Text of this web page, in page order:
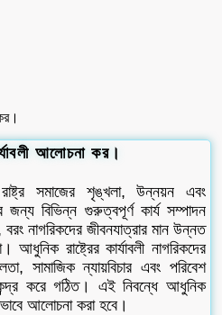
আলোচনা কর।
সমাজের শৃঙ্খলা, উন্নয়ন এবং
জন্য বিভিন্ন গুরুত্বপূর্ণ কার্য সম্পাদন
নাগরিকদের জীবনযাত্রার মান উন্নত
আধুনিক রাষ্ট্রের কার্যাবলী নাগরিকদের
সামাজিক ন্যায়বিচার এবং পরিবেশ
করে গঠিত। এই নিবন্ধে আধুনিক
আলোচনা করা হবে।